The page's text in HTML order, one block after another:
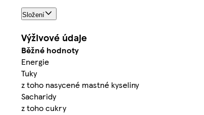
Složení
Výživové údaje
Běžné hodnoty
Energie
Tuky
z toho nasycené mastné kyseliny
Sacharidy
z toho cukry